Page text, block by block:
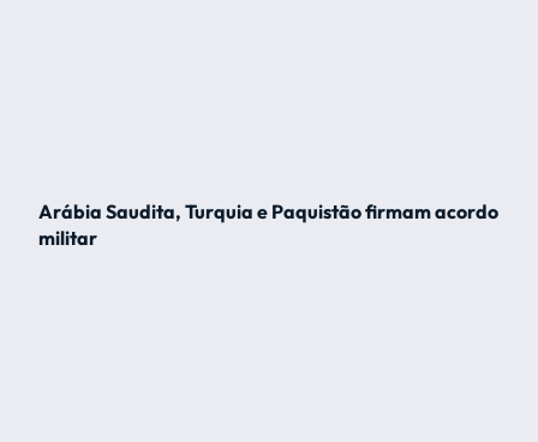
Arábia Saudita, Turquia e Paquistão firmam acordo
militar